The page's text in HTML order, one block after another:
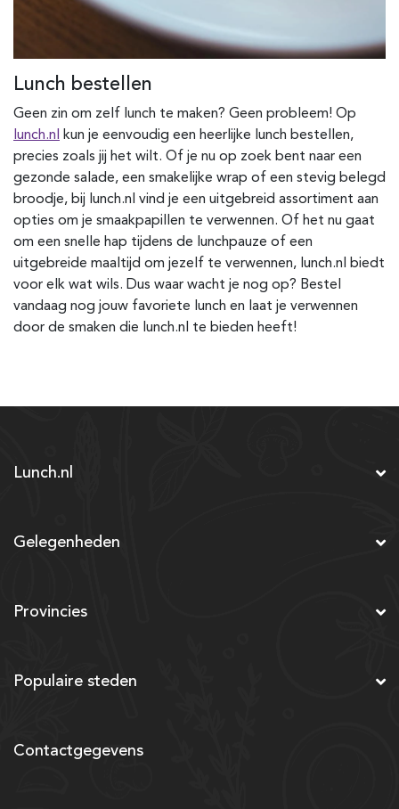
Lunch bestellen
Geen zin om zelf lunch te maken? Geen probleem! Op
lunch.nl
kun je eenvoudig een heerlijke lunch bestellen,
precies zoals jij het wilt. Of je nu op zoek bent naar een
gezonde salade, een smakelijke wrap of een stevig belegd
broodje, bij lunch.nl vind je een uitgebreid assortiment aan
opties om je smaakpapillen te verwennen. Of het nu gaat
om een snelle hap tijdens de lunchpauze of een
uitgebreide maaltijd om jezelf te verwennen, lunch.nl biedt
voor elk wat wils. Dus waar wacht je nog op? Bestel
vandaag nog jouw favoriete lunch en laat je verwennen
door de smaken die lunch.nl te bieden heeft!
Lunch.nl
Gelegenheden
Provincies
Populaire steden
Contactgegevens